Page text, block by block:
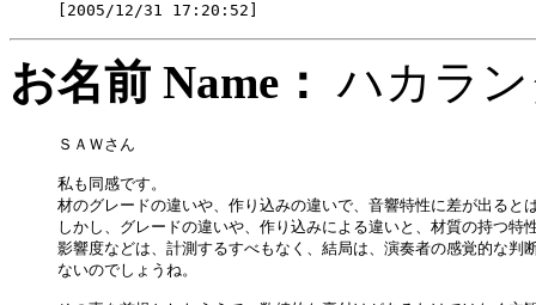
お名前 Name： ハカラ
ＳＡＷさん
私も同感です。
材のグレードの違いや、作り込みの違いで、音響特性に差が出ると
しかし、グレードの違いや、作り込みによる違いと、材質の持つ特
影響度などは、計測するすべもなく、結局は、演奏者の感覚的な判
ないのでしょうね。